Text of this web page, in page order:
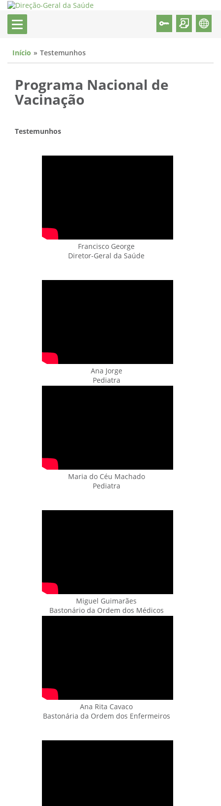
Início Testemunhos
Programa Nacional de
Vacinação
Testemunhos
Francisco George
Diretor-Geral da Saúde
Ana Jorge
Pediatra
Maria do Céu Machado
Pediatra
Miguel Guimarães
Bastonário da Ordem dos Médicos
Ana Rita Cavaco
Bastonária da Ordem dos Enfermeiros